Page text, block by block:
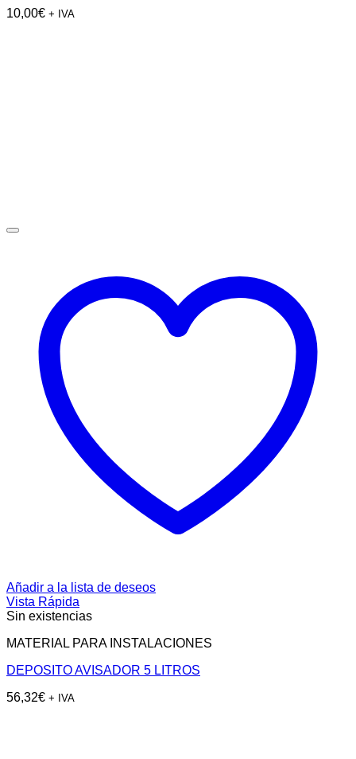
10,00€ + IVA
Añadir a la lista de deseos
Vista Rápida
Sin existencias
MATERIAL PARA INSTALACIONES
DEPOSITO AVISADOR 5 LITROS
56,32€ + IVA